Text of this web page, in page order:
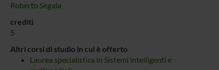
Roberto Segala
crediti
5
Altri corsi di studio in cui è offerto
Laurea specialistica in Sistemi intelligenti e